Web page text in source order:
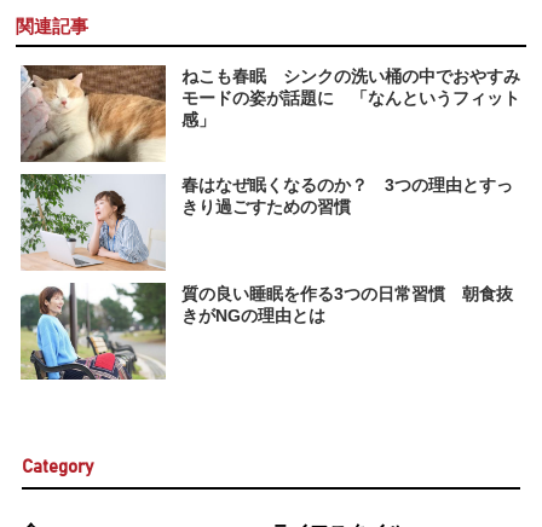
関連記事
ねこも春眠 シンクの洗い桶の中でおやすみ
モードの姿が話題に 「なんというフィット
感」
春はなぜ眠くなるのか？ 3つの理由とすっ
きり過ごすための習慣
質の良い睡眠を作る3つの日常習慣 朝食抜
きがNGの理由とは
Category